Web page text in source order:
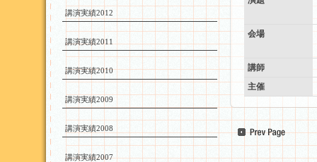
会場
講師
主催
講演実績2012
講演実績2011
講演実績2010
講演実績2009
講演実績2008
講演実績2007